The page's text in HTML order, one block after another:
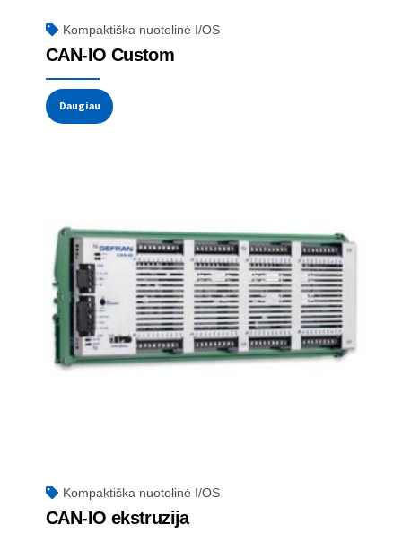
Kompaktiška nuotolinė I/OS
CAN-IO Custom
Daugiau
Kompaktiška nuotolinė I/OS
CAN-IO ekstruzija